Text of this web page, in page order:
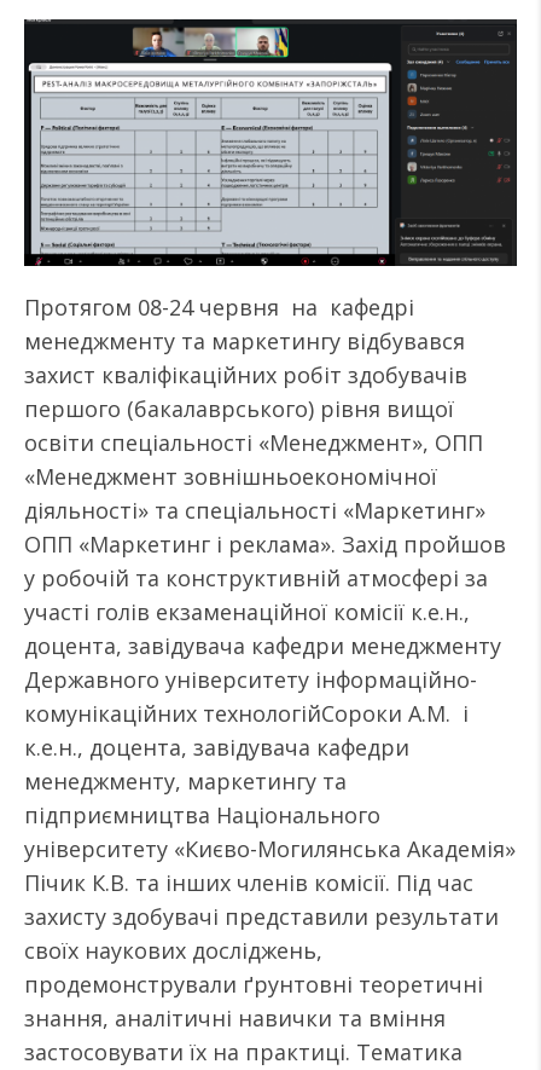
Протягом 08-24 червня на кафедрі
менеджменту та маркетингу відбувався
захист кваліфікаційних робіт здобувачів
першого (бакалаврського) рівня вищої
освіти спеціальності «Менеджмент», ОПП
«Менеджмент зовнішньоекономічної
діяльності» та спеціальності «Маркетинг»
ОПП «Маркетинг і реклама». Захід пройшов
у робочій та конструктивній атмосфері за
участі голів екзаменаційної комісії к.е.н.,
доцента, завідувача кафедри менеджменту
Державного університету інформаційно-
комунікаційних технологійСороки А.М. і
к.е.н., доцента, завідувача кафедри
менеджменту, маркетингу та
підприємництва Національного
університету «Києво-Могилянська Академія»
Пічик К.В. та інших членів комісії. Під час
захисту здобувачі представили результати
своїх наукових досліджень,
продемонстрували ґрунтовні теоретичні
знання, аналітичні навички та вміння
застосовувати їх на практиці. Тематика